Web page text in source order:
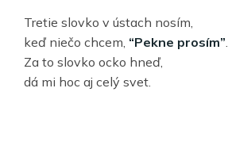
Tretie slovko v ústach nosím,
keď niečo chcem, “Pekne prosím”.
Za to slovko ocko hneď,
dá mi hoc aj celý svet.